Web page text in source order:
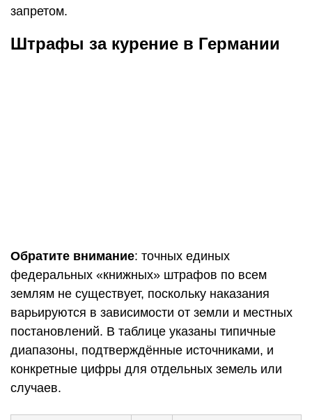
запретом.
Штрафы за курение в Германии
Обратите внимание: точных единых
федеральных «книжных» штрафов по всем
землям не существует, поскольку наказания
варьируются в зависимости от земли и местных
постановлений. В таблице указаны типичные
диапазоны, подтверждённые источниками, и
конкретные цифры для отдельных земель или
случаев.